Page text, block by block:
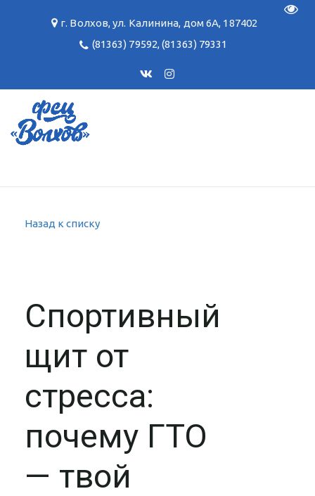
г. Волхов,ул. Калинина, дом 6А, 187402
(81363) 79592,(81363) 79331
Назад к списку
Спортивный
щит от
стресса:
почему ГТО
— твой